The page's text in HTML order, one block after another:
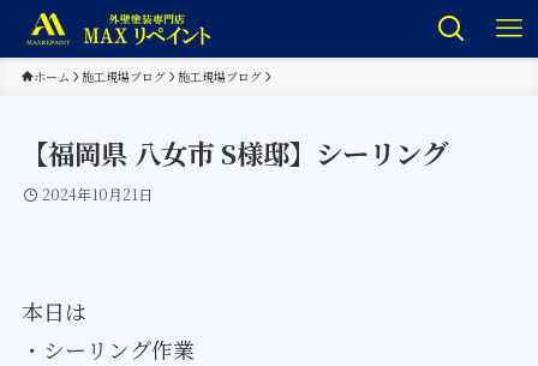
ホーム 施工現場ブログ 施工現場ブログ
【福岡県 八女市 S様邸】シーリング
2024年10月21日
本日は
・シーリング作業